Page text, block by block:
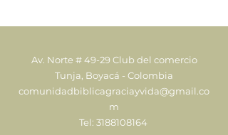
Av. Norte # 49-29 Club del comercio
Tunja, Boyacá - Colombia
comunidadbiblicagraciayvida@gmail.co
m
Tel: 3188108164